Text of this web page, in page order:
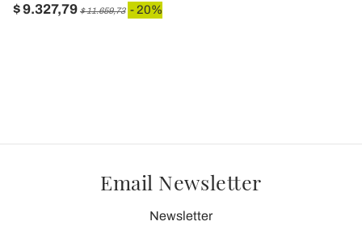
$ 9.327,79 $ 11.659,73 - 20%
Email Newsletter
Newsletter